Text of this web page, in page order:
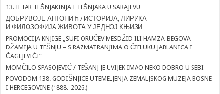
13. IFTAR TEŠNJAKINJA I TEŠNJAKA U SARAJEVU
ДОБРИВОЈЕ АНТОНИЋ / ИСТОРИЈА, ЛИРИКА
И ФИЛОЗОФИЈА ЖИВОТА У ЈЕДНОЈ КЊИЗИ
PROMOCIJA KNJIGE „SUFI ORUČEV MESDŽID ILI HAMZA-BEGOVA
DŽAMIJA U TEŠNJU – S RAZMATRANJIMA O ČIFLUKU JABLANICA I
ČAGLJEVIĆI”
MOMČILO SPASOJEVIĆ / TEŠANJ JE UVIJEK IMAO NEKO DOBRO U SEBI
POVODOM 138. GODIŠNJICE UTEMELJENJA ZEMALJSKOG MUZEJA BOSNE
I HERCEGOVINE (1888.-2026.)